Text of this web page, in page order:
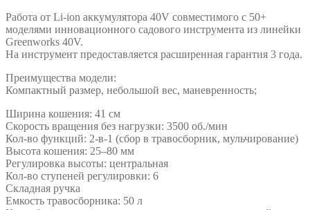
Работа от Li-ion аккумулятора 40V совместимого с 50+
моделями инновационного садового инструмента из линейки
Greenworks 40V.
На инструмент предоставляется расширенная гарантия 3 года.
Преимущества модели:
Компактный размер, небольшой вес, маневренность;
Ширина кошения: 41 см
Скорость вращения без нагрузки: 3500 об./мин
Кол-во функций: 2-в-1 (сбор в травосборник, мульчирование)
Высота кошения: 25–80 мм
Регулировка высоты: центральная
Кол-во ступеней регулировки: 6
Складная ручка
Емкость травосборника: 50 л